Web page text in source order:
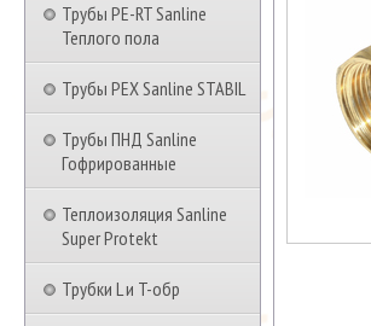
Трубы PE-RT Sanline
Теплого пола
Трубы PEX Sanline STABIL
Трубы ПНД Sanline
Гофрированные
Теплоизоляция Sanline
Super Protekt
Трубки L и T-обр